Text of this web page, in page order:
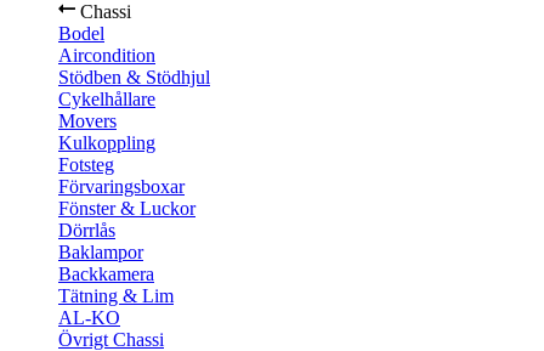
Chassi
Bodel
Aircondition
Stödben & Stödhjul
Cykelhållare
Movers
Kulkoppling
Fotsteg
Förvaringsboxar
Fönster & Luckor
Dörrlås
Baklampor
Backkamera
Tätning & Lim
AL-KO
Övrigt Chassi